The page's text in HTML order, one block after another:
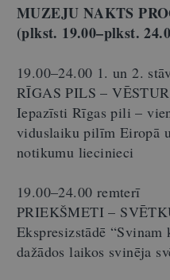
MUZEJU NAKTS
(plkst. 19.00–plkst.
19.00–24.00 1. un 2.
RĪGAS PILS –
Iepazīsti Rīgas pili –
viduslaiku pilīm Eiropā
notikumu liecinieci
19.00–24.00 remterī
PRIEKŠMETI –
Ekspresizstādē
dažādos laikos svinēja